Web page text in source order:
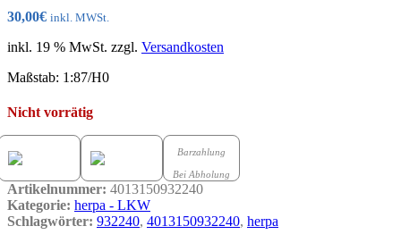
30,00€ inkl. MWSt.
inkl. 19 % MwSt. zzgl. Versandkosten
Maßstab: 1:87/H0
Nicht vorrätig
Barzahlung
Bei Abholung
Artikelnummer: 4013150932240
Kategorie: herpa - LKW
Schlagwörter: 932240, 4013150932240, herpa